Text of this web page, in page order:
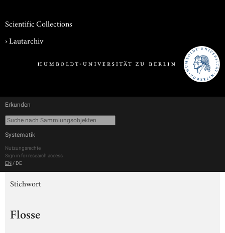
Scientific Collections
›Lautarchiv
Erkunden
Systematik
Nutzungsrechte
Sign in for research access
EN / DE
Stichwort
Flosse